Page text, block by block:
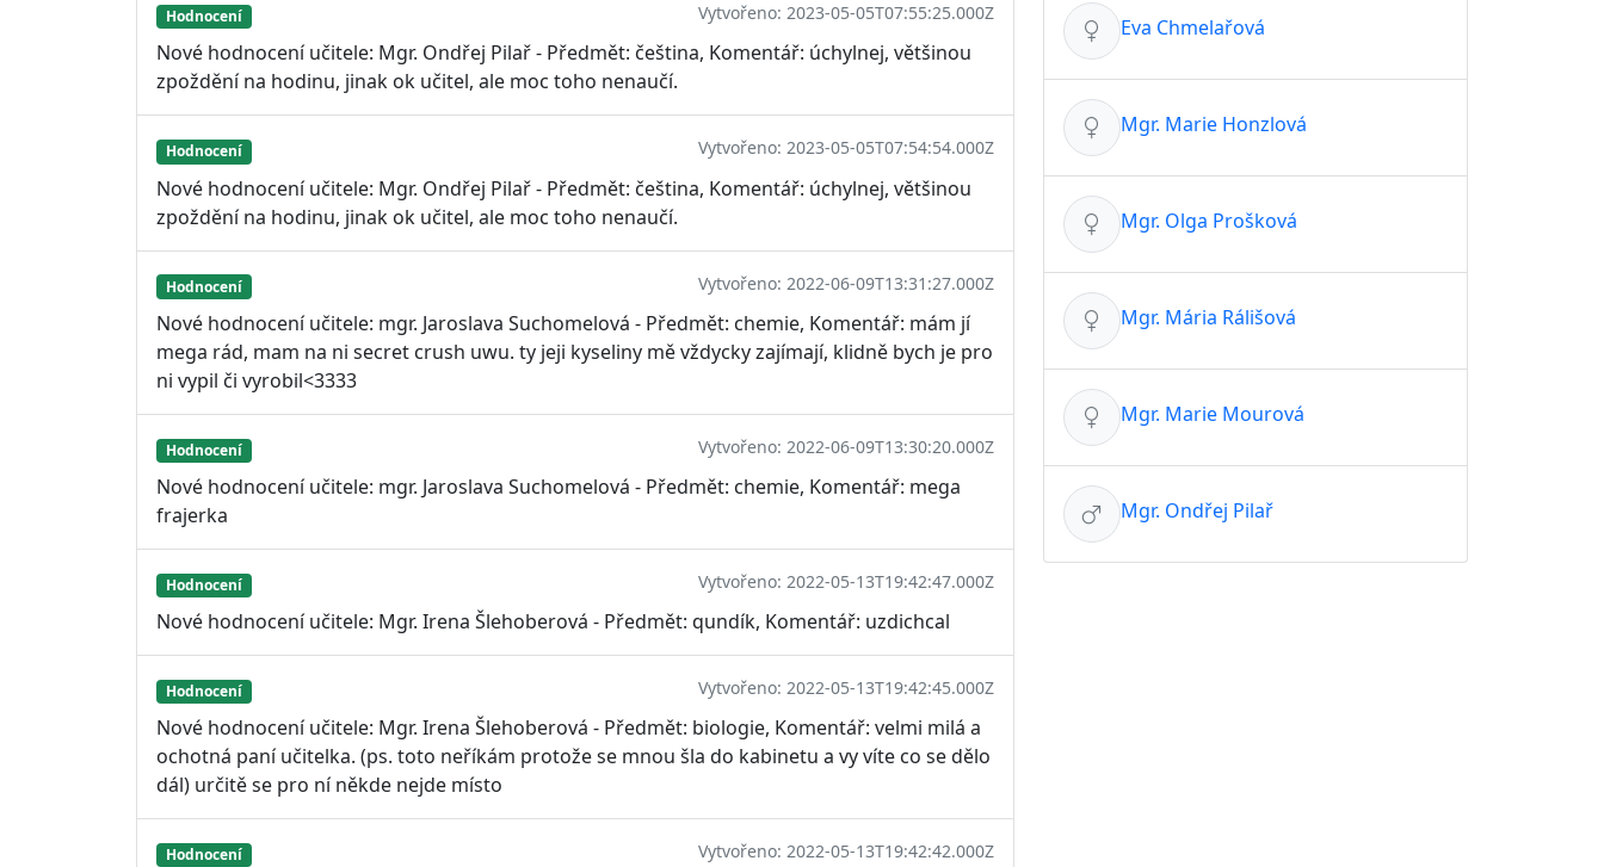
Hodnocení Vytvořeno: 2023-05-05T07:55:25.000Z
Nové hodnocení učitele: Mgr. Ondřej Pilař - Předmět: čeština, Komentář: úchylnej, většinou
zpoždění na hodinu, jinak ok učitel, ale moc toho nenaučí.
Hodnocení Vytvořeno: 2023-05-05T07:54:54.000Z
Nové hodnocení učitele: Mgr. Ondřej Pilař - Předmět: čeština, Komentář: úchylnej, většinou
zpoždění na hodinu, jinak ok učitel, ale moc toho nenaučí.
Hodnocení Vytvořeno: 2022-06-09T13:31:27.000Z
Nové hodnocení učitele: mgr. Jaroslava Suchomelová - Předmět: chemie, Komentář: mám jí
mega rád, mam na ni secret crush uwu. ty jeji kyseliny mě vždycky zajímají, klidně bych je pro
ni vypil či vyrobil<3333
Hodnocení Vytvořeno: 2022-06-09T13:30:20.000Z
Nové hodnocení učitele: mgr. Jaroslava Suchomelová - Předmět: chemie, Komentář: mega
frajerka
Hodnocení Vytvořeno: 2022-05-13T19:42:47.000Z
Nové hodnocení učitele: Mgr. Irena Šlehoberová - Předmět: qundík, Komentář: uzdichcal
Hodnocení Vytvořeno: 2022-05-13T19:42:45.000Z
Nové hodnocení učitele: Mgr. Irena Šlehoberová - Předmět: biologie, Komentář: velmi milá a
ochotná paní učitelka. (ps. toto neříkám protože se mnou šla do kabinetu a vy víte co se dělo
dál) určitě se pro ní někde nejde místo
Hodnocení Vytvořeno: 2022-05-13T19:42:42.000Z
Eva Chmelařová
Mgr. Marie Honzlová
Mgr. Olga Prošková
Mgr. Mária Rálišová
Mgr. Marie Mourová
Mgr. Ondřej Pilař